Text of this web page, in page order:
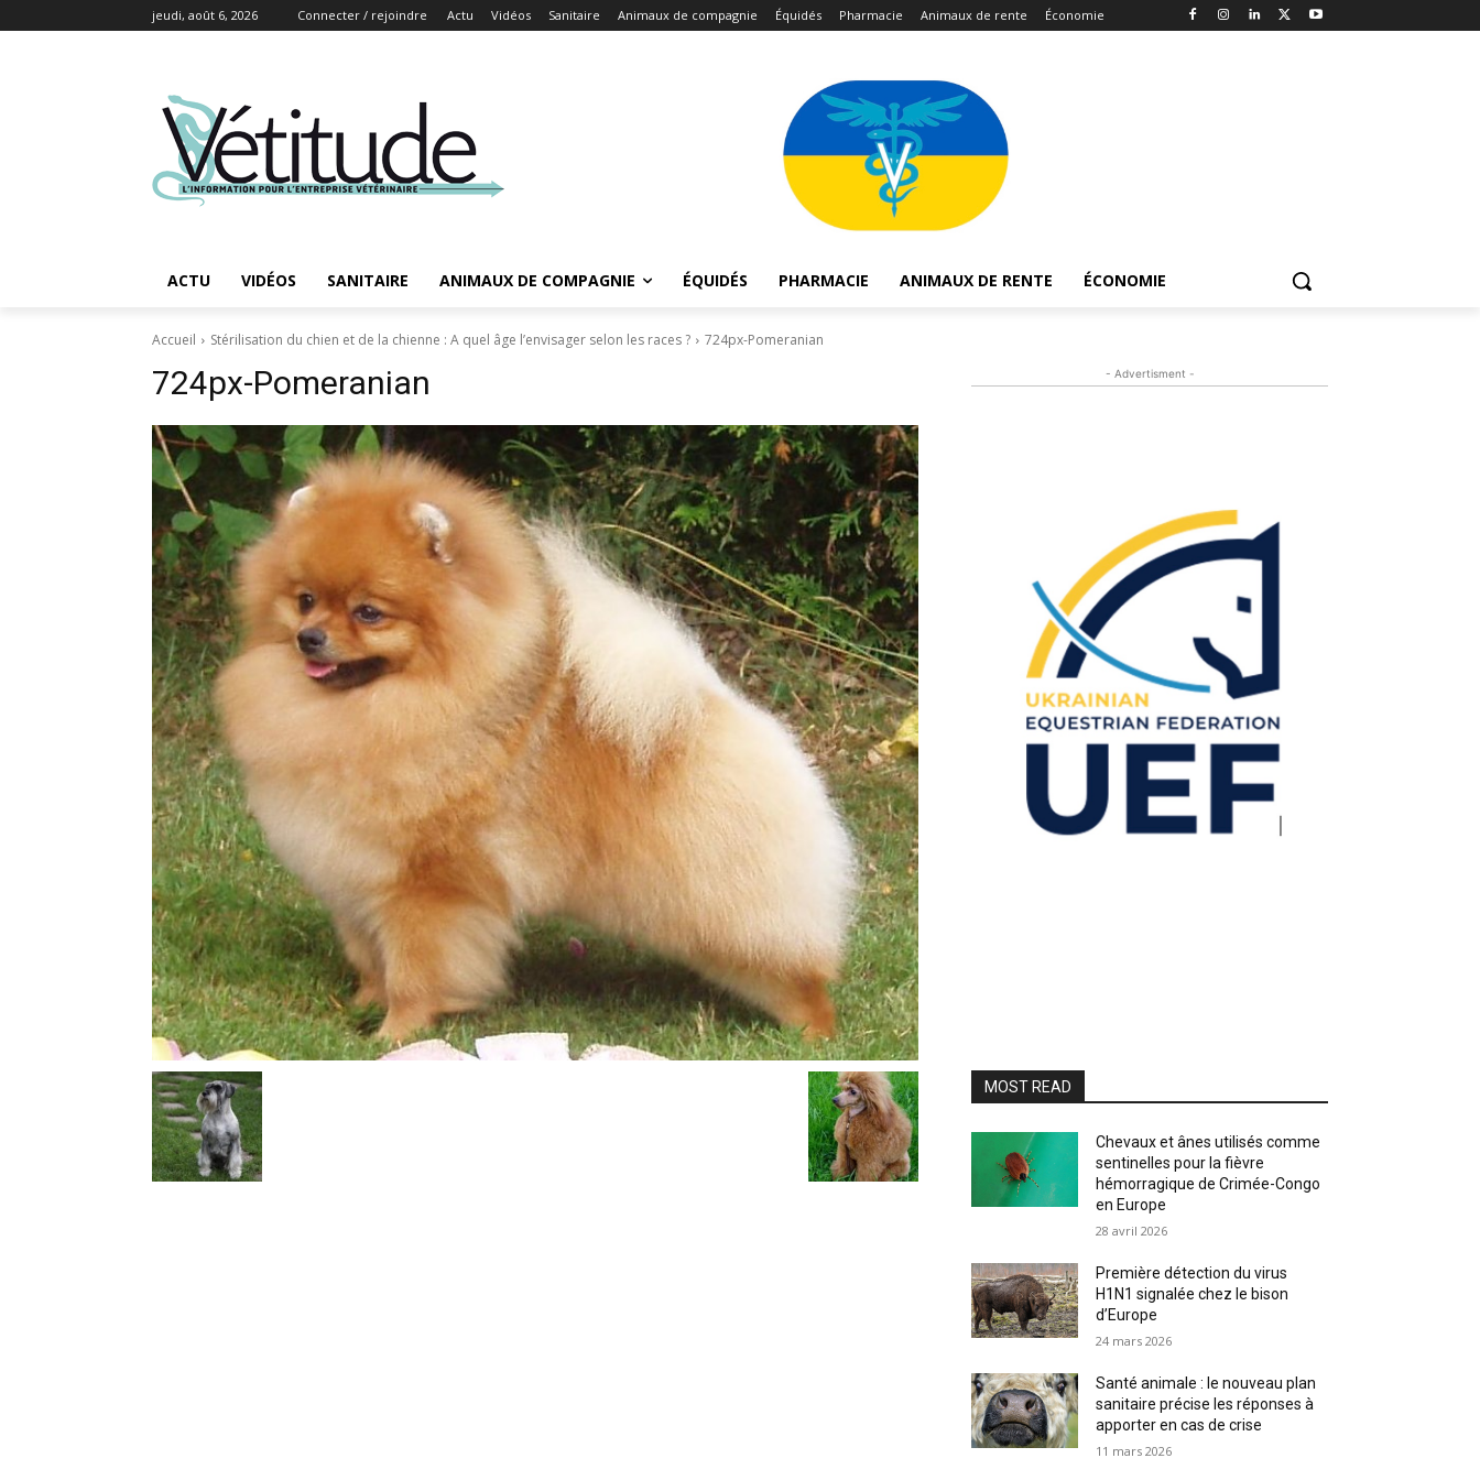
jeudi, août 6, 2026 Connecter / rejoindre Actu Vidéos Sanitaire Animaux de compagnie Équidés Pharmacie Animaux de rente Économie
ACTU VIDÉOS SANITAIRE ANIMAUX DE COMPAGNIE ÉQUIDÉS PHARMACIE ANIMAUX DE RENTE ÉCONOMIE
Accueil Stérilisation du chien et de la chienne : A quel âge l’envisager selon les races ? 724px-Pomeranian
724px-Pomeranian - Advertisment -
MOST READ
Chevaux et ânes utilisés comme
sentinelles pour la fièvre
hémorragique de Crimée-Congo
en Europe
28 avril 2026
Première détection du virus
H1N1 signalée chez le bison
d’Europe
24 mars 2026
Santé animale : le nouveau plan
sanitaire précise les réponses à
apporter en cas de crise
11 mars 2026